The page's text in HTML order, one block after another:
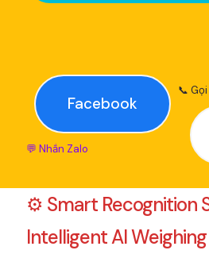
Facebook
💬 Nhắn Zalo
📞
⚙️ Smart Recognition
Intelligent AI